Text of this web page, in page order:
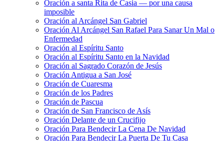
Oración a santa Rita de Casia — por una causa
imposible
Oración al Arcángel San Gabriel
Oración Al Arcángel San Rafael Para Sanar Un Mal o
Enfermedad
Oración al Espíritu Santo
Oración al Espíritu Santo en la Navidad
Oración al Sagrado Corazón de Jesús
Oración Antigua a San José
Oración de Cuaresma
Oración de los Padres
Oración de Pascua
Oración de San Francisco de Asís
Oración Delante de un Crucifijo
Oración Para Bendecir La Cena De Navidad
Oración Para Bendecir La Puerta De Tu Casa